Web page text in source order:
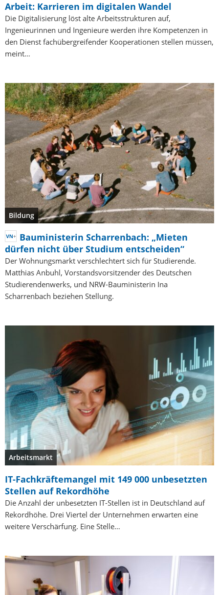
Arbeit: Karrieren im digitalen Wandel
Die Digitalisierung löst alte Arbeitsstrukturen auf,
Ingenieurinnen und Ingenieure werden ihre Kompetenzen in
den Dienst fachübergreifender Kooperationen stellen müssen,
meint…
Bildung
Bauministerin Scharrenbach: „Mieten
dürfen nicht über Studium entscheiden“
Der Wohnungsmarkt verschlechtert sich für Studierende.
Matthias Anbuhl, Vorstandsvorsitzender des Deutschen
Studierendenwerks, und NRW-Bauministerin Ina
Scharrenbach beziehen Stellung.
Arbeitsmarkt
IT-Fachkräftemangel mit 149 000 unbesetzten
Stellen auf Rekordhöhe
Die Anzahl der unbesetzten IT-Stellen ist in Deutschland auf
Rekordhöhe. Drei Viertel der Unternehmen erwarten eine
weitere Verschärfung. Eine Stelle…